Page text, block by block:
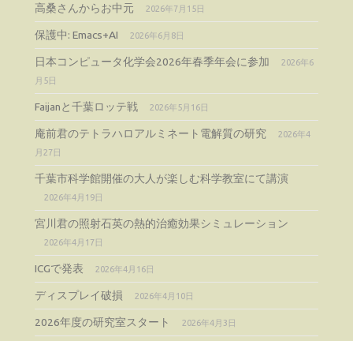
高桑さんからお中元 2026年7月15日
保護中: Emacs+AI 2026年6月8日
日本コンピュータ化学会2026年春季年会に参加
2026年6
月5日
Faijanと千葉ロッテ戦 2026年5月16日
庵前君のテトラハロアルミネート電解質の研究
2026年4
月27日
千葉市科学館開催の大人が楽しむ科学教室にて講演
2026年4月19日
宮川君の照射石英の熱的治癒効果シミュレーション
2026年4月17日
ICGで発表 2026年4月16日
ディスプレイ破損 2026年4月10日
2026年度の研究室スタート 2026年4月3日